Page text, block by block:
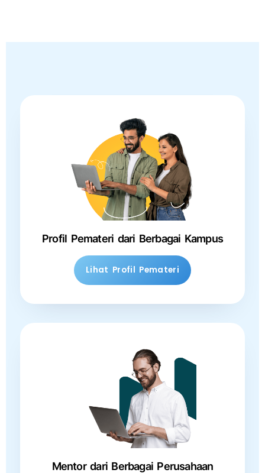
Profil Pemateri dari Berbagai Kampus
Lihat Profil Pemateri
Mentor dari Berbagai Perusahaan